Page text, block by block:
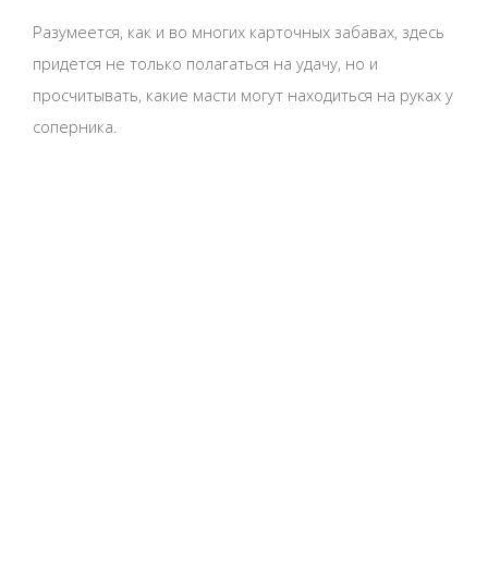
Разумеется, как и во многих карточных забавах, здесь
придется не только полагаться на удачу, но и
просчитывать, какие масти могут находиться на руках у
соперника.